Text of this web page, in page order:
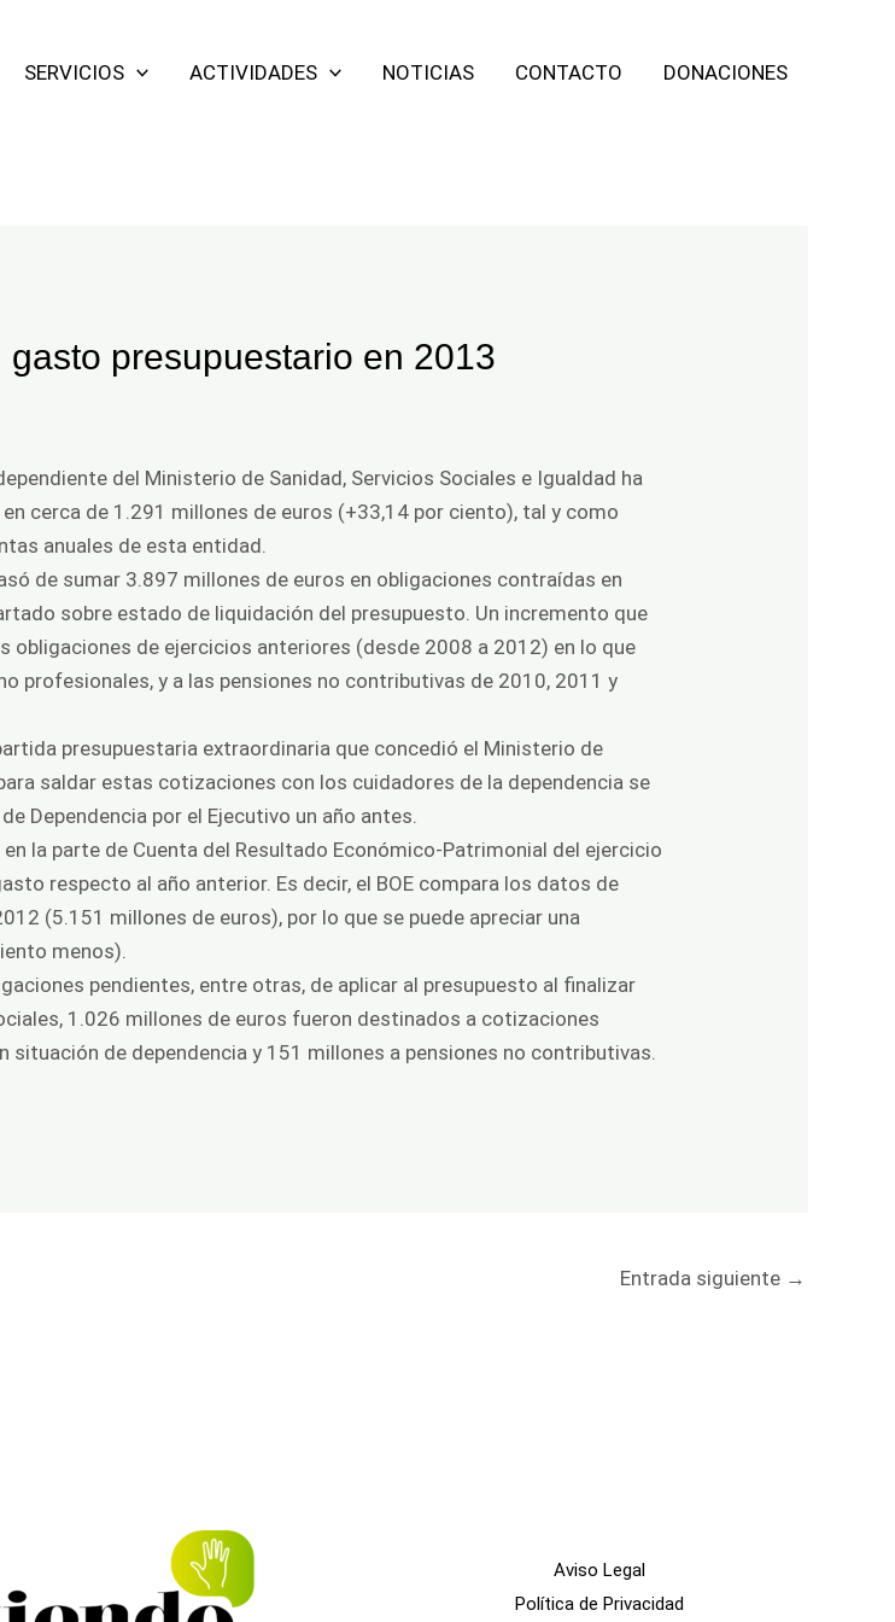
SERVICIOS ACTIVIDADES NOTICIAS CONTACTO DONACIONES
presupuestario en 2013
del Ministerio de Sanidad, Servicios Sociales e Igualdad ha
cerca de 1.291 millones de euros (+33,14 por ciento), tal y como
anuales de esta entidad.
de sumar 3.897 millones de euros en obligaciones contraídas en
sobre estado de liquidación del presupuesto. Un incremento que
obligaciones de ejercicios anteriores (desde 2008 a 2012) en lo que
profesionales, y a las pensiones no contributivas de 2010, 2011 y
presupuestaria extraordinaria que concedió el Ministerio de
saldar estas cotizaciones con los cuidadores de la dependencia se
Dependencia por el Ejecutivo un año antes.
la parte de Cuenta del Resultado Económico-Patrimonial del ejercicio
respecto al año anterior. Es decir, el BOE compara los datos de
(5.151 millones de euros), por lo que se puede apreciar una
menos).
pendientes, entre otras, de aplicar al presupuesto al finalizar
1.026 millones de euros fueron destinados a cotizaciones
de dependencia y 151 millones a pensiones no contributivas.
Entrada siguiente →
Aviso Legal
Política de Privacidad